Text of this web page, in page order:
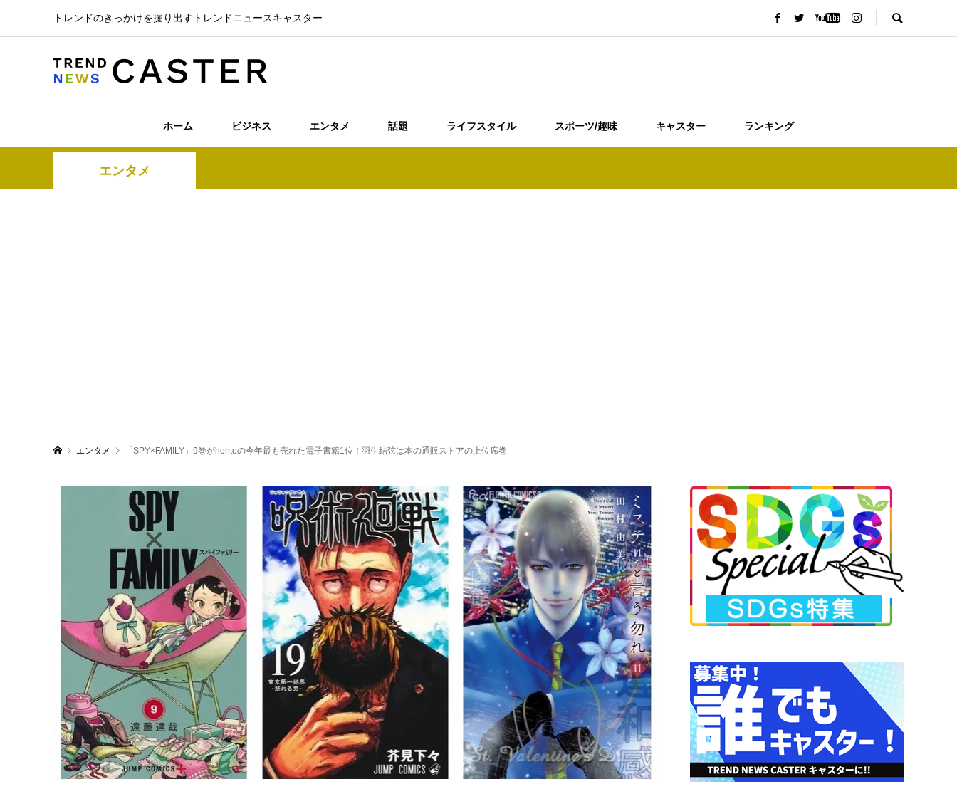
トレンドのきっかけを掘り出すトレンドニュースキャスター
ホーム ビジネス エンタメ 話題 ライフスタイル スポーツ/趣味 キャスター ランキング
エンタメ
エンタメ 「SPY×FAMILY」9巻がhontoの今年最も売れた電子書籍1位！羽生結弦は本の通販ストアの上位席巻